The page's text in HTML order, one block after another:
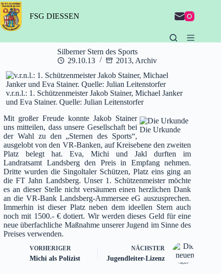
Zum
Inhalt
springen
FSG DIESSEN
Silberner Stern des Sports
29.10.13
2013, Archiv
v.r.n.l.: 1. Schützenmeister Jakob Stainer, Michael Janker
und Eva Stainer. Quelle: Julian Leitenstorfer
Die Urkunde
Mit großer Freude konnte Jakob Stainer
uns mitteilen, dass unsere Gesellschaft bei
der Wahl zu den „Sternen des Sports“,
ausgelobt von den VR-Banken, auf Kreisebene den zweiten
Platz belegt hat. Eva, Michi und Jakl durften im
Landratsamt Landsberg den Preis in Empfang nehmen.
Dritte wurden die Singoltaler Schützen, Platz eins ging an
die FT Jahn Landsberg. Unser 1. Schützenmeister möchte
es an dieser Stelle nicht versäumen einen herzlichen Dank
an die VR-Bank Landsberg-Ammersee eG auszusprechen.
Immerhin ist dieser Platz neben dem ideellen Stern auch
noch mit 1500.- € dotiert. Wir werden dieses Geld für eine
neue überfachliche Maßnahme unserer Jugend im Sinne des
Preises verwenden.
VORHERIGER
Michi als Polizist
NÄCHSTER
Jugendleiter-Lizenz